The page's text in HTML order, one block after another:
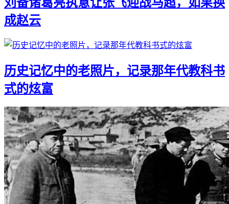
刘备诸葛亮执意让张飞迎战马超，如果换
成赵云
历史记忆中的老照片，记录那年代教科书
式的炫富